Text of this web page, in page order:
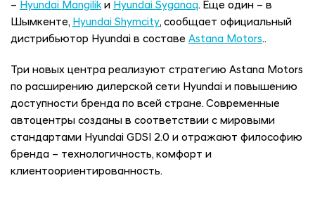
– Hyundai Mangilikи Hyundai Syganaq. Еще один – в
Шымкенте, Hyundai Shymcity, сообщает официальный
дистрибьютор Hyundai в составе Astana Motors..
Три новых центра реализуют стратегию Astana Motors
по расширению дилерской сети Hyundai и повышению
доступности бренда по всей стране. Современные
автоцентры созданы в соответствии с мировыми
стандартами Hyundai GDSI 2.0 и отражают философию
бренда – технологичность, комфорт и
клиентоориентированность.